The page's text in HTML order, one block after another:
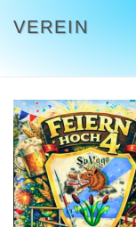
VEREIN